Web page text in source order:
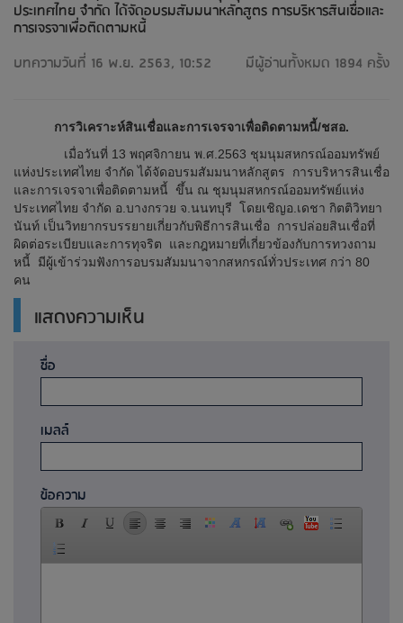
ประเทศไทย จำกัด ได้จัดอบรมสัมมนาหลักสูตร การบริหารสินเชื่อและ
การเจรจาเพื่อติดตามหนี้
บทความวันที่ 16 พ.ย. 2563, 10:52
มีผู้อ่านทั้งหมด 1894 ครั้ง
การวิเคราะห์สินเชื่อและการเจรจาเพื่อติดตามหนี้/ชสอ.
เมื่อวันที่ 13 พฤศจิกายน พ.ศ.2563 ชุมนุมสหกรณ์ออมทรัพย์
แห่งประเทศไทย จำกัด ได้จัดอบรมสัมมนาหลักสูตร การบริหารสินเชื่อ
และการเจรจาเพื่อติดตามหนี้ ขึ้น ณ ชุมนุมสหกรณ์ออมทรัพย์แห่ง
ประเทศไทย จำกัด อ.บางกรวย จ.นนทบุรี โดยเชิญอ.เดชา กิตติวิทยา
นันท์ เป็นวิทยากรบรรยายเกี่ยวกับพิธีการสินเชื่อ การปล่อยสินเชื่อที่
ผิดต่อระเบียบและการทุจริต และกฎหมายที่เกี่ยวข้องกับการทวงถาม
หนี้ มีผู้เข้าร่วมฟังการอบรมสัมมนาจากสหกรณ์ทั่วประเทศ กว่า 80
คน
แสดงความเห็น
ชื่อ
เมลล์
ข้อความ